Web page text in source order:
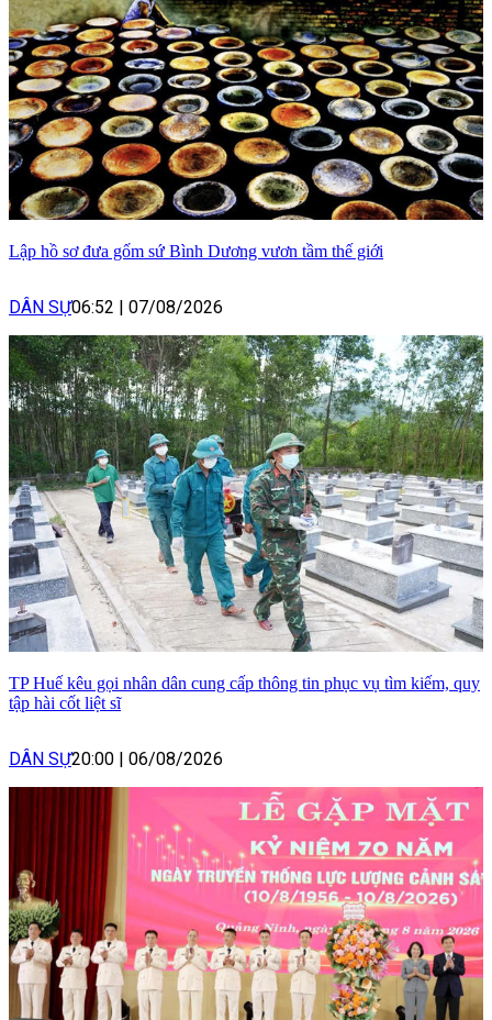
Lập hồ sơ đưa gốm sứ Bình Dương vươn tầm thế giới
DÂN SỰ06:52 | 07/08/2026
TP Huế kêu gọi nhân dân cung cấp thông tin phục vụ tìm kiếm, quy
tập hài cốt liệt sĩ
DÂN SỰ20:00 | 06/08/2026